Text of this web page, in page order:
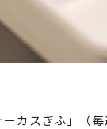
カスぎふ」（